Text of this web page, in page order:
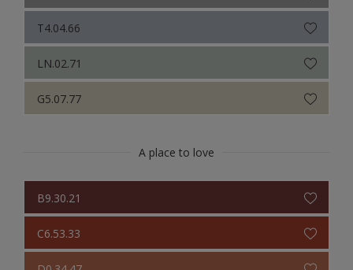
T4.04.66
LN.02.71
G5.07.77
A place to love
B9.30.21
C6.53.33